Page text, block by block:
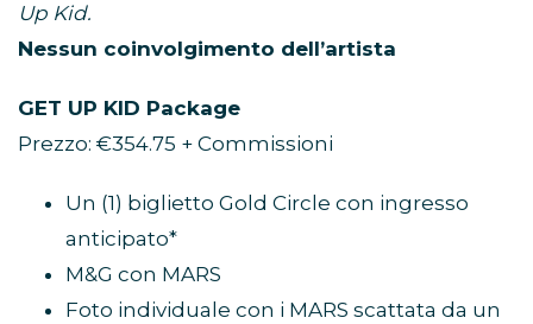
Up Kid.
Nessun coinvolgimento dell’artista
GET UP KID Package
Prezzo: €354.75 + Commissioni
Un (1) biglietto Gold Circle con ingresso
anticipato*
M&G con MARS
Foto individuale con i MARS scattata da un